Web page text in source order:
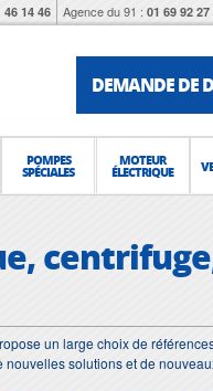
46 14 46 Agence du 91 : 01 69 92 27
DEMANDE DE
POMPES
SPÉCIALES
MOTEUR
ÉLECTRIQUE
un large choix de
nouvelles solutions et de